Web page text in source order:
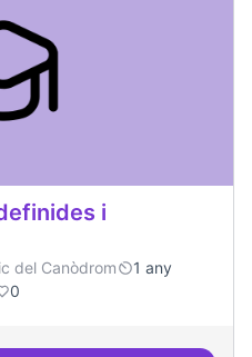
i
del Canòdrom
1 any
0